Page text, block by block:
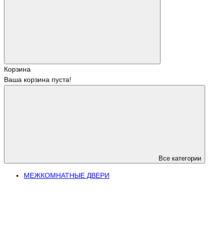
Корзина
Ваша корзина пуста!
Все категории
МЕЖКОМНАТНЫЕ ДВЕРИ